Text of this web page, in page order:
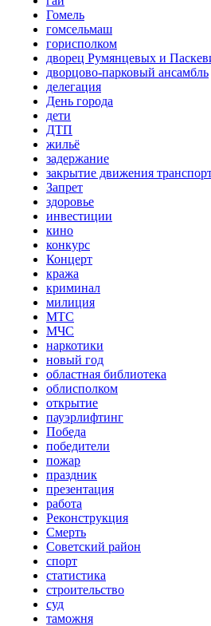
Гомель
гомсельмаш
горисполком
дворец Румянцевых и
дворцово-парковый ансамбль
делегация
День города
дети
ДТП
жильё
задержание
закрытие движения
Запрет
здоровье
инвестиции
кино
конкурс
Концерт
кража
криминал
милиция
МТС
МЧС
наркотики
новый год
областная библиотека
облисполком
открытие
пауэрлифтинг
Победа
победители
пожар
праздник
презентация
работа
Реконструкция
Смерть
Советский район
спорт
статистика
строительство
суд
таможня